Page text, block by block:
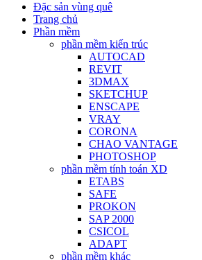
Đặc sản vùng quê
Trang chủ
Phần mềm
phần mềm kiến trúc
AUTOCAD
REVIT
3DMAX
SKETCHUP
ENSCAPE
VRAY
CORONA
CHAO VANTAGE
PHOTOSHOP
phần mềm tính toán XD
ETABS
SAFE
PROKON
SAP 2000
CSICOL
ADAPT
phần mềm khác